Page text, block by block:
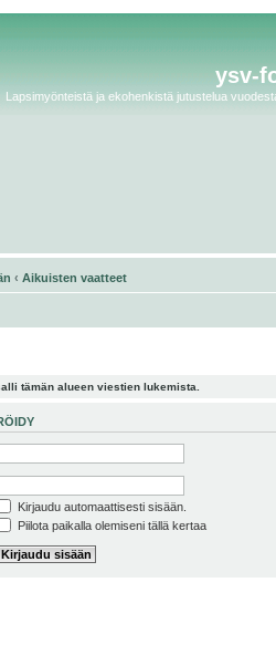
ysv-
Lapsimyönteistä ja ekohenkistä jutustelua
‹ Aikuisten vaatteet
tämän alueen viestien lukemista.
Kirjaudu automaattisesti sisään.
Piilota paikalla olemiseni tällä kertaa